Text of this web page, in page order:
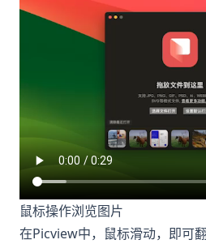
鼠标操作浏览图片
在Picview中，鼠标滑动，即可